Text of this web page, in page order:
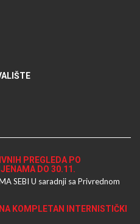
PREGLEDA PO
DO 30.11.
SEBI U saradnji sa Privrednom
KOMPLETAN INTERNISTIČKI